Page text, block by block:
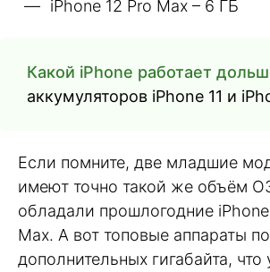
iPhone 12 Pro Max – 6 ГБ
Какой iPhone работает
аккумуляторов iPhone 11 и
Если помните, две младшие
имеют точно такой же объём
обладали прошлогодние iPhone
Max. А вот топовые аппараты
дополнительных гигабайта,